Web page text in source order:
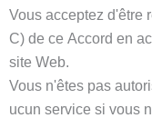
Vous acceptez d'être
C) de ce Accord en
site Web.
Vous n'êtes pas
ucun service si vous